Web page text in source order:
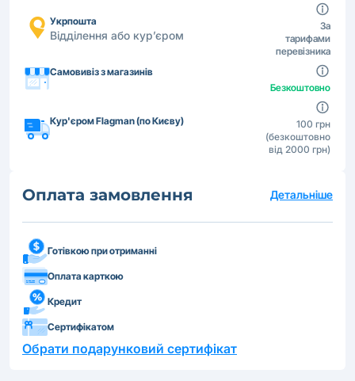
Укрпошта
Відділення або кур’єром
За
тарифами
перевізника
Самовивіз з магазинів
Безкоштовно
Кур'єром Flagman (по Києву)
100 грн
(безкоштовно
від 2000 грн)
Оплата замовлення Детальніше
Готівкою при отриманні
Оплата карткою
Кредит
Сертифікатом
Обрати подарунковий сертифікат